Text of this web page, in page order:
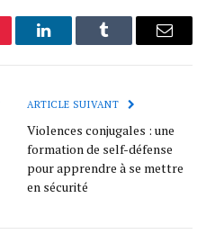
LinkedInTumblr
ARTICLE SUIVANT
Violences conjugales : une
formation de self-défense
pour apprendre à se mettre
en sécurité